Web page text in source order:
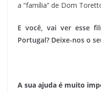
a “família” de Dom
E você, vai ver esse
Portugal? Deixe-nos o
A sua ajuda é muito